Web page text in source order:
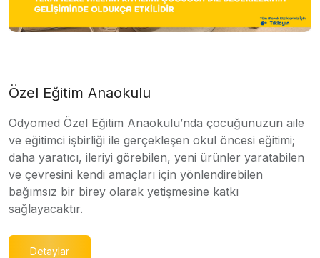
Özel Eğitim Anaokulu
Odyomed Özel Eğitim Anaokulu’nda çocuğunuzun aile
ve eğitimci işbirliği ile gerçekleşen okul öncesi eğitimi;
daha yaratıcı, ileriyi görebilen, yeni ürünler yaratabilen
ve çevresini kendi amaçları için yönlendirebilen
bağımsız bir birey olarak yetişmesine katkı
sağlayacaktır.
Detaylar